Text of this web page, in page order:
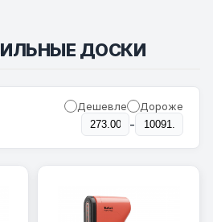
ДОСКИ
Дешевле Дороже
-